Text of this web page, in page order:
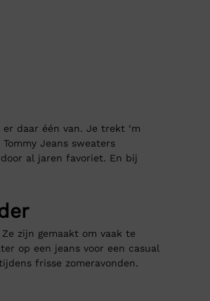
daar één van. Je trekt ‘m
Jeans sweaters
al jaren favoriet. En bij
zijn gemaakt om vaak te
op een jeans voor een casual
frisse zomeravonden.